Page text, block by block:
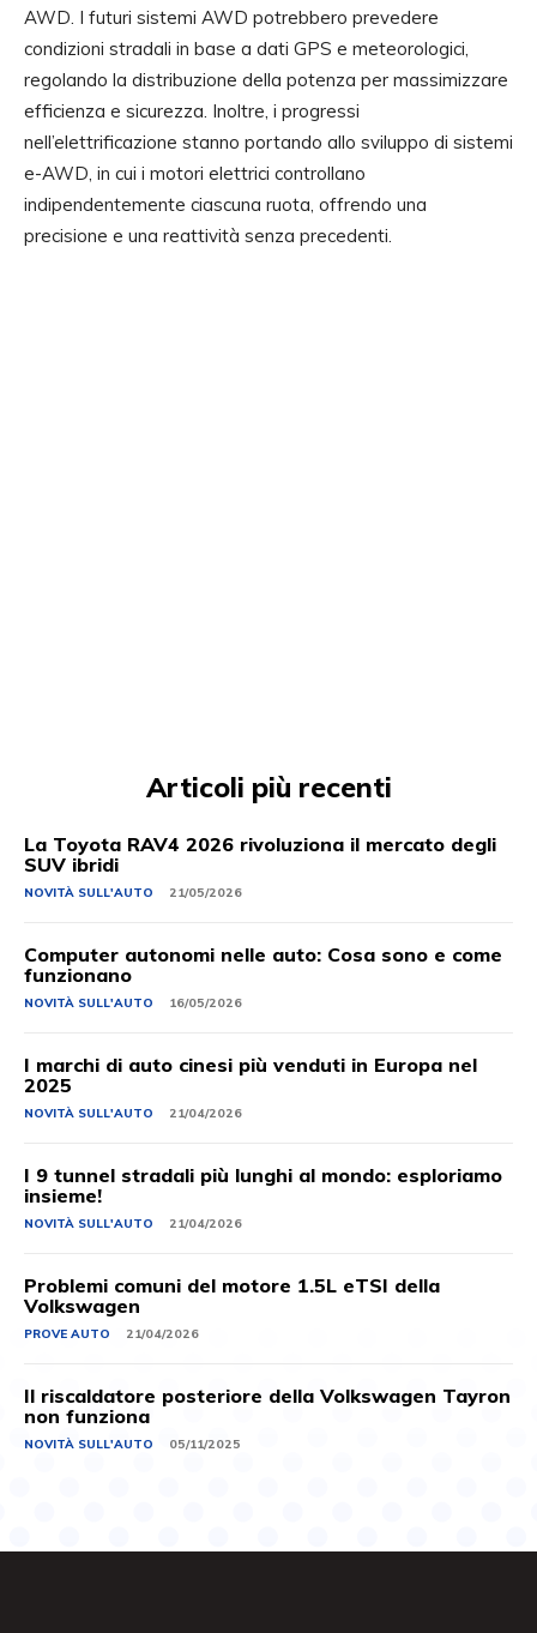
AWD. I futuri sistemi AWD potrebbero prevedere
condizioni stradali in base a dati GPS e meteorologici,
regolando la distribuzione della potenza per massimizzare
efficienza e sicurezza. Inoltre, i progressi
nell’elettrificazione stanno portando allo sviluppo di sistemi
e-AWD, in cui i motori elettrici controllano
indipendentemente ciascuna ruota, offrendo una
precisione e una reattività senza precedenti.
Articoli più recenti
La Toyota RAV4 2026 rivoluziona il mercato degli
SUV ibridi
NOVITÀ SULL'AUTO 21/05/2026
Computer autonomi nelle auto: Cosa sono e come
funzionano
NOVITÀ SULL'AUTO 16/05/2026
I marchi di auto cinesi più venduti in Europa nel
2025
NOVITÀ SULL'AUTO 21/04/2026
I 9 tunnel stradali più lunghi al mondo: esploriamo
insieme!
NOVITÀ SULL'AUTO 21/04/2026
Problemi comuni del motore 1.5L eTSI della
Volkswagen
PROVE AUTO 21/04/2026
Il riscaldatore posteriore della Volkswagen Tayron
non funziona
NOVITÀ SULL'AUTO 05/11/2025